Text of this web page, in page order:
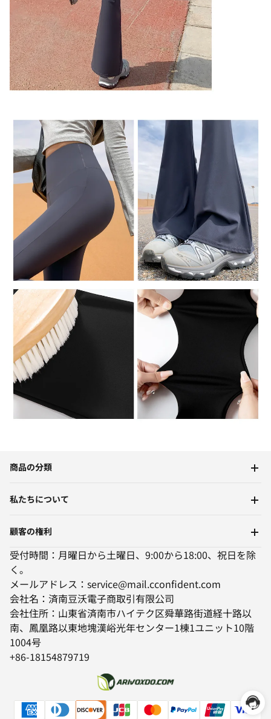
商品の分類
私たちについて
顧客の権利
受付時間：月曜日から土曜日、9:00から18:00、祝日を除
く。
メールアドレス：service@mail.cconfident.com
会社名：済南豆沃電子商取引有限公司
会社住所：山東省済南市ハイテク区舜華路街道経十路以
南、鳳凰路以東地塊漢峪光年センター1棟1ユニット10階
1004号
+86-18154879719